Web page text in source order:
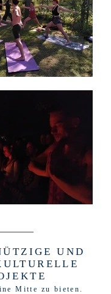
UND
Mitte zu bieten.